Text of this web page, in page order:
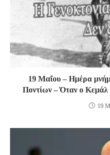
19 Μαΐου – Ημέρα
Ποντίων – Όταν ο Κεμάλ
19